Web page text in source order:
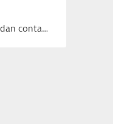
Uw vacature voor 4 weken op www.dekapper.biz ? Neem dan contact op met Maaike …